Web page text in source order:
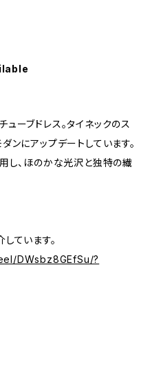
ーブドレス。タイネックのス
ンにアップデートしています。
し、ほのかな光沢と独特の繊
ています。
DWsbz8GEfSu/?